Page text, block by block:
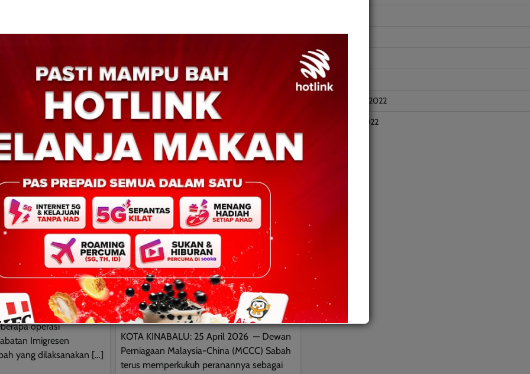
SABAH
91 PATI di
25 Jun 2026 – Seramai
Tanpa Izin (PATI)
operasi
Imigresen
yang dilaksanakan […]
BERITA AM BERITA TOP
DUNIA
WILAYAH SABAH
Gala MCCC Sabah Satukan
Budaya dan Perniagaan,
Perkukuh hubungan Malaysia–
China
David E. April 26, 2026 0
KOTA KINABALU: 25 April 2026 — Dewan
Perniagaan Malaysia-China (MCCC) Sabah
terus memperkukuh peranannya sebagai
June 2025
May 2025
April 2025
November 2022
October 2022